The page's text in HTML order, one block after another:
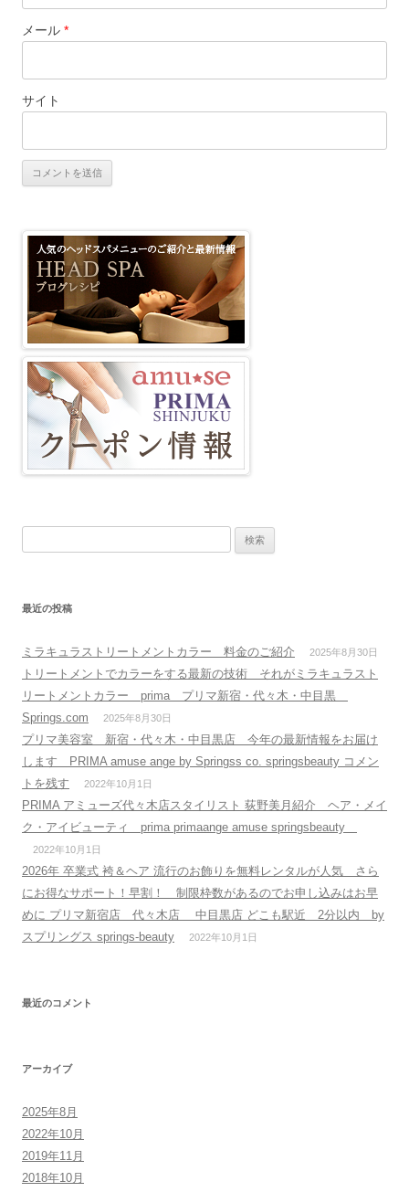
メール *
サイト
最近の投稿
ミラキュラストリートメントカラー 料金のご紹介 2025年8月30日
トリートメントでカラーをする最新の技術 それがミラキュラスト
リートメントカラー prima プリマ新宿・代々木・中目黒
Springs.com
2025年8月30日
プリマ美容室 新宿・代々木・中目黒店 今年の最新情報をお届け
します PRIMA amuse ange by Springss co. springsbeauty コメン
トを残す
2022年10月1日
PRIMA アミューズ代々木店スタイリスト 荻野美月紹介 ヘア・メイ
ク・アイビューティ prima primaange amuse springsbeauty
2022年10月1日
2026年 卒業式 袴＆ヘア 流行のお飾りを無料レンタルが人気 さら
にお得なサポート！早割！ 制限枠数があるのでお申し込みはお早
めに プリマ新宿店 代々木店 中目黒店 どこも駅近 2分以内 by
スプリングス springs-beauty
2022年10月1日
最近のコメント
アーカイブ
2025年8月
2022年10月
2019年11月
2018年10月